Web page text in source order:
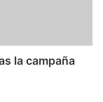
la campaña